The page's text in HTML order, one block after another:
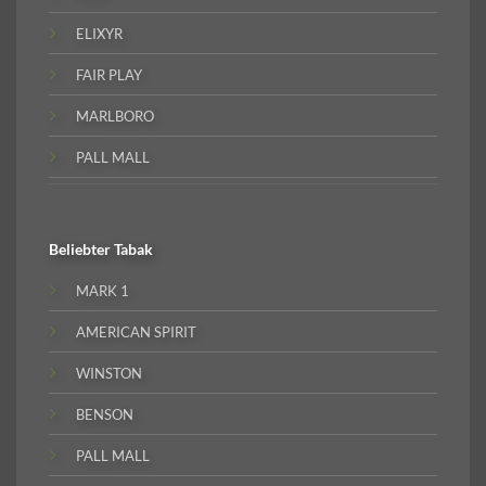
ELIXYR
FAIR PLAY
MARLBORO
PALL MALL
BeliebterTabak
MARK 1
AMERICAN SPIRIT
WINSTON
BENSON
PALL MALL